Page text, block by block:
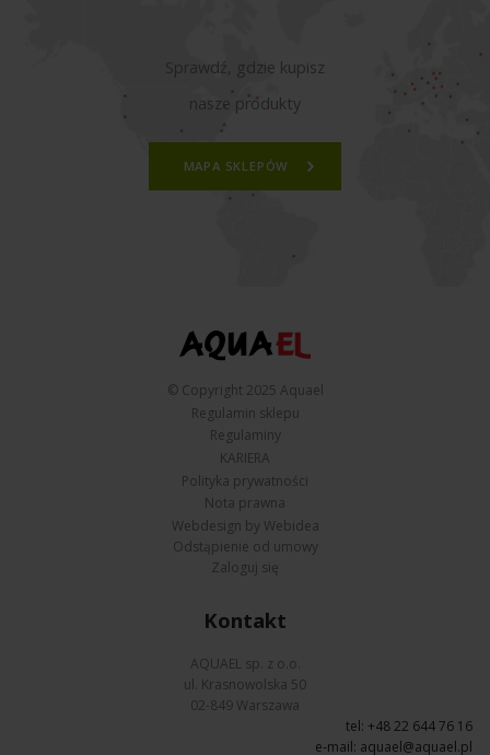
Sprawdź, gdzie kupisz
nasze produkty
MAPA SKLEPÓW
© Copyright 2025 Aquael
Regulamin sklepu
Regulaminy
KARIERA
Polityka prywatności
Nota prawna
Webdesign by Webidea
Odstąpienie od umowy
Zaloguj się
Kontakt
AQUAEL sp. z o.o.
ul. Krasnowolska 50
02-849 Warszawa
tel: +48 22 644 76 16
e-mail: aquael@aquael.pl